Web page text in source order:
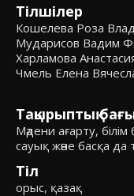
Тілшілер
Кошелева Роза
Мударисов Вадим
Харламова
Чмель Елена
Тақырыптық
Мәдени ағарту,
сауық және басқа
Тіл
орыс, қазақ